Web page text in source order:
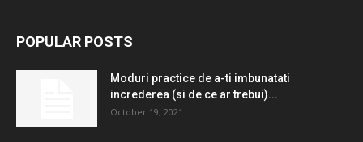
POPULAR POSTS
Moduri practice de a-ti imbunatati
increderea (si de ce ar trebui)...
October 19, 2021